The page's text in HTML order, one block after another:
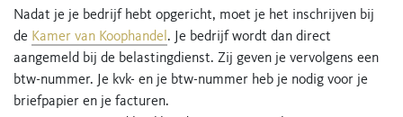
Nadat je je bedrijf hebt opgericht, moet je het inschrijven bij
de Kamer van Koophandel . Je bedrijf wordt dan direct
aangemeld bij de belastingdienst. Zij geven je vervolgens een
btw-nummer. Je kvk- en je btw-nummer heb je nodig voor je
briefpapier en je facturen.